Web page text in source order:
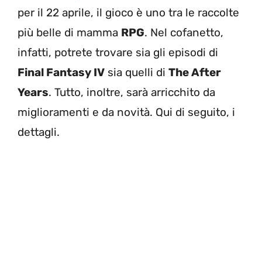
per il 22 aprile, il gioco è uno tra le raccolte
più belle di mamma RPG. Nel cofanetto,
infatti, potrete trovare sia gli episodi di
Final Fantasy IV sia quelli di The After
Years. Tutto, inoltre, sarà arricchito da
miglioramenti e da novità. Qui di seguito, i
dettagli.